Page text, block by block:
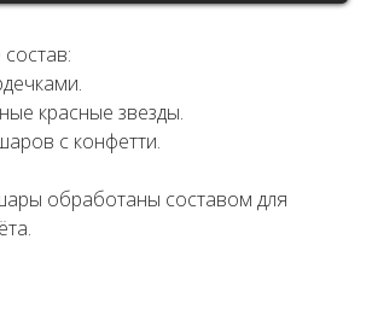
красные звезды.
с конфетти.
обработаны составом для